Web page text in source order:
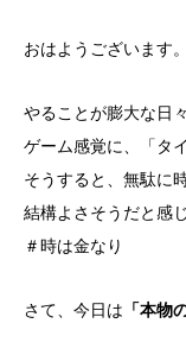
おはようございます。
やることが膨大な日
ゲーム感覚に、「タ
そうすると、無駄に
結構よさそうだと感
＃時は金なり
さて、今日は 「本物